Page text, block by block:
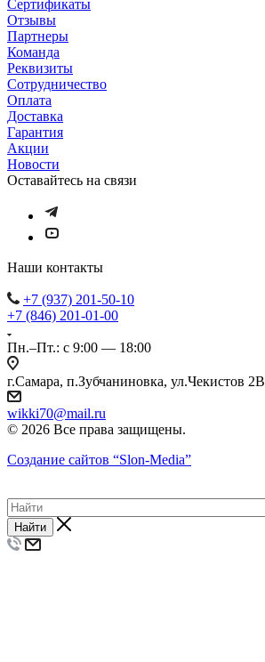
Сертификаты
Отзывы
Партнеры
Команда
Реквизиты
Сотрудничество
Оплата
Доставка
Гарантия
Акции
Новости
Оставайтесь на связи
Наши контакты
+7 (937) 201-50-10
+7 (846) 201-01-00
Пн.–Пт.: с 9:00 — 18:00
г.Самара, п.Зубчаниновка, ул.Чекистов 2В
wikki70@mail.ru
© 2026 Все права защищены.
Создание сайтов “Slon-Media”
Найти